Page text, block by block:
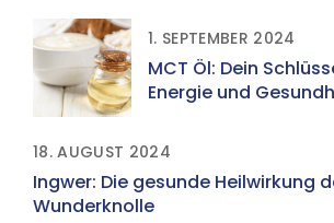
MCT Öl: Dein
Energie und
1. SEPTEMBER 2024
Ingwer: Die gesunde Heilwirkung
Wunderknolle
18. AUGUST 2024